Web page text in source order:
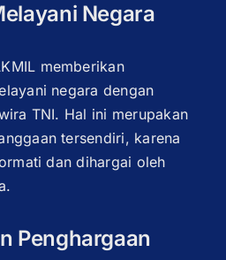
Negara
memberikan
negara dengan
TNI. Hal ini merupakan
tersendiri, karena
dan dihargai oleh
Penghargaan